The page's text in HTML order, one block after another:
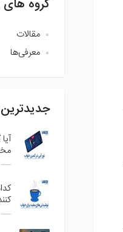
گروه های
مقالات
معرفی‌ها